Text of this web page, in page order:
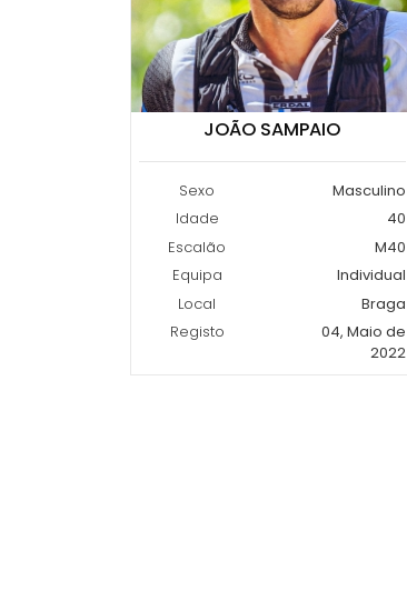
JOÃO SAMPAIO
Sexo
Masculino
Idade
40
Escalão
M40
Equipa
Individual
Local
Braga
Registo
04, Maio de
2022